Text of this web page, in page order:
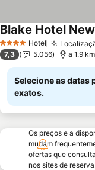
4 EstrelasHotel
Blake Hotel
7,3 5.056 a 1.9
Selecione as datas
exatos.
Os preços e a
mudam
ofertas que
nos sites de